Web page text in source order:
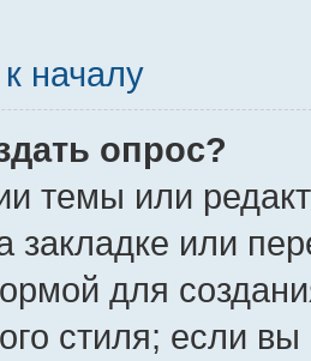
началу
опрос?
темы или
закладке или
для
стиля; если